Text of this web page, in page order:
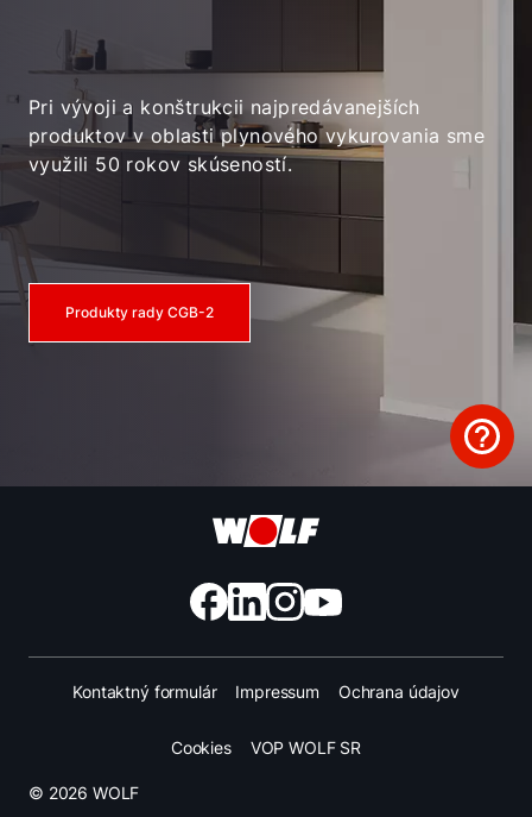
Pri vývoji a konštrukcii najpredávanejších
produktov v oblasti plynového vykurovania sme
využili 50 rokov skúseností.
Produkty rady CGB-2
© 2026 WOLF
Kontaktný formulár Impressum Ochrana údajov
Cookies VOP WOLF SR